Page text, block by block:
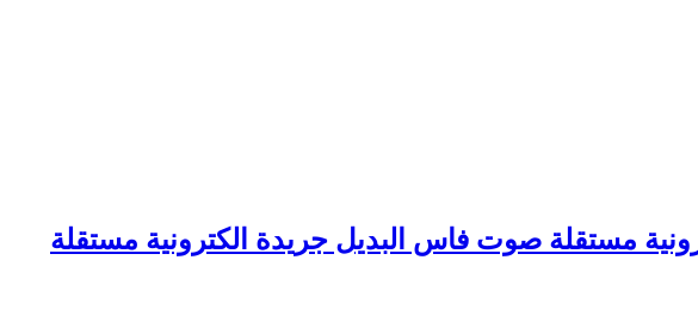
صوت فاس البديل جريدة الكترونية مستقلة